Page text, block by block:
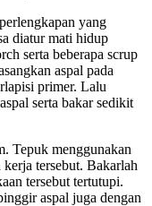
yang
diatur mati hidup
serta beberapa scrup
aspal pada
primer. Lalu
serta bakar sedikit
Tepuk menggunakan
kerja tersebut. Bakarlah
tersebut tertutupi.
aspal juga dengan